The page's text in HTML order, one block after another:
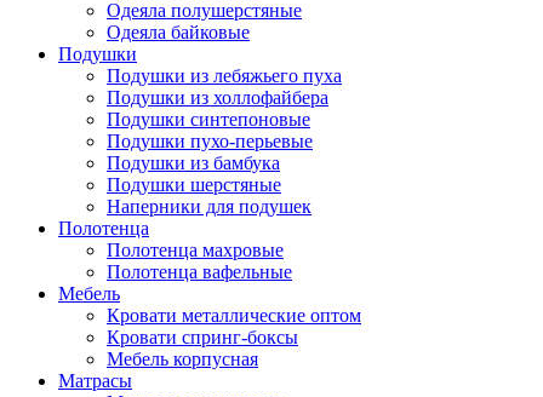
Одеяла полушерстяные
Одеяла байковые
Подушки
Подушки из лебяжьего пуха
Подушки из холлофайбера
Подушки синтепоновые
Подушки пухо-перьевые
Подушки из бамбука
Подушки шерстяные
Наперники для подушек
Полотенца
Полотенца махровые
Полотенца вафельные
Мебель
Кровати металлические оптом
Кровати спринг-боксы
Мебель корпусная
Матрасы